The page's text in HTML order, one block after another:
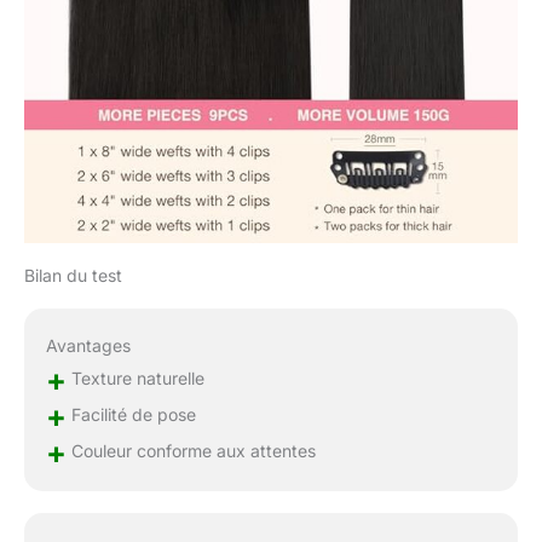
couleur de cheveux et
vous donnent le
que vous souhaitez.
【Excellent service &
support】N'hésitez pas
à nous contacter si
vous avez le moindre
problème avec votre
achat. Remarque : la
selon l'image
Bilan du test
Avantages
+ Texture naturelle
+ Facilité de pose
+ Couleur conforme aux attentes